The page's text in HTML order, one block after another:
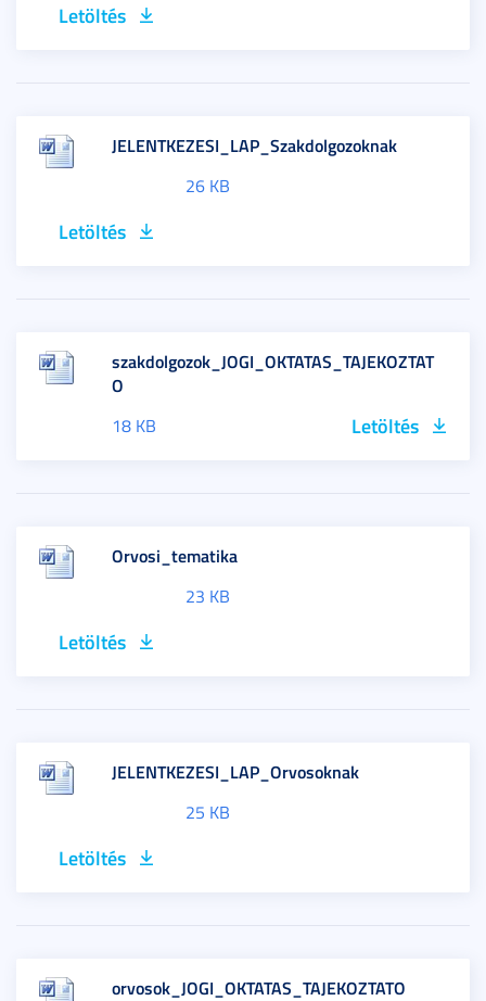
Letöltés
JELENTKEZESI_LAP_Szakdolgozoknak
26 KB
Letöltés
szakdolgozok_JOGI_OKTATAS_TAJEKOZTAT
O
18 KB Letöltés
Orvosi_tematika
23 KB
Letöltés
JELENTKEZESI_LAP_Orvosoknak
25 KB
Letöltés
orvosok_JOGI_OKTATAS_TAJEKOZTATO